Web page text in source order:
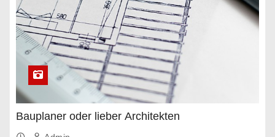
Bauplaner oder lieber Architekten